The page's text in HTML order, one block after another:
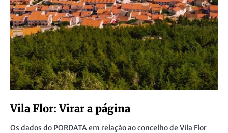
Vila Flor: Virar a página
Os dados do PORDATA em relação ao concelho de Vila Flor